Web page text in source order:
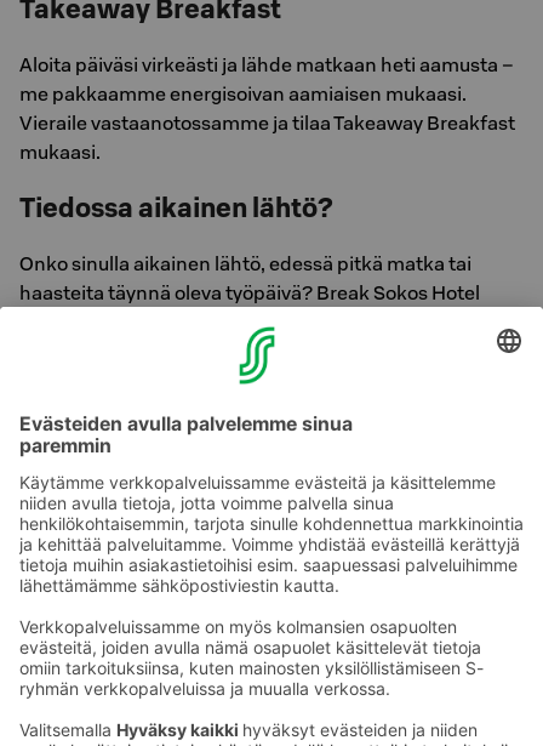
Takeaway Breakfast
Aloita päiväsi virkeästi ja lähde matkaan heti aamusta –
me pakkaamme energisoivan aamiaisen mukaasi.
Vieraile vastaanotossamme ja tilaa Takeaway Breakfast
mukaasi.
Tiedossa aikainen lähtö?
Onko sinulla aikainen lähtö, edessä pitkä matka tai
haasteita täynnä oleva työpäivä? Break Sokos Hotel
Flamingossa pääset nauttimaan varhaisaamiaista klo 4
alkaen. Laitamme varhaisaamiaisen esille sinun
aikataulusi mukaan, kun ilmoitat lähtöaikasi
Sinä päätät, miten nautit aamiaisesi. Me tarjoilemme.
Kysy rohkeasti lisätietoja aamiaisestamme
vastaanotosta.
Ota yhteyttä
Hotellien yhteystiedot
Asiakaspalvelun yhteystiedot›
Sokos Hotels uutiskirje
Tilaa uutiskirje
Saat Sokos Hotellien uusimmat